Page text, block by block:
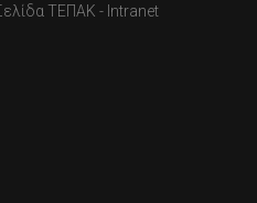
ΤΕΠΑΚ - Intranet